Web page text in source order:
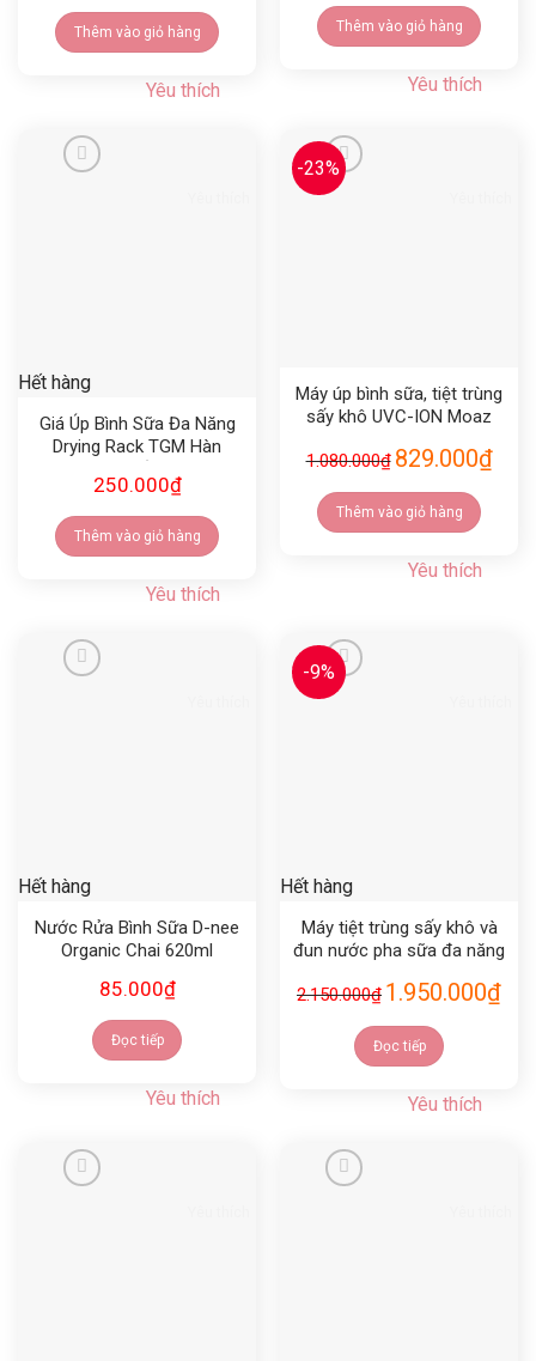
Thêm vào giỏ hàng
Yêu thích
Thêm vào giỏ hàng
Yêu thích
Hết hàng
Giá Úp Bình Sữa Đa Năng
Drying Rack TGM Hàn
250.000₫
Thêm vào giỏ hàng
Yêu thích
-23%
Máy úp bình sữa, tiệt trùng
sấy khô UVC-ION Moaz
1.080.000₫ 829.000₫
Thêm vào giỏ hàng
Yêu thích
Hết hàng
Nước Rửa Bình Sữa D-nee
Organic Chai 620ml
85.000₫
Đọc tiếp
Yêu thích
-9%
Hết hàng
Máy tiệt trùng sấy khô và
đun nước pha sữa đa năng
2.150.000₫ 1.950.000₫
Đọc tiếp
Yêu thích